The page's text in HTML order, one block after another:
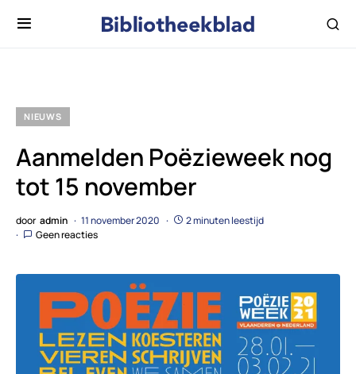
NIEUWS
Aanmelden Poëzieweek nog
tot 15 november
door admin 11 november 2020
2 minuten leestijd
Geen reacties